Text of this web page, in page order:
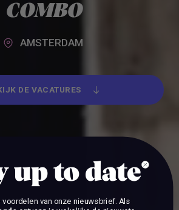
COMBO
AMSTERDAM
DE VACATURES
up to date
voordelen van onze nieuwsbrief. Als